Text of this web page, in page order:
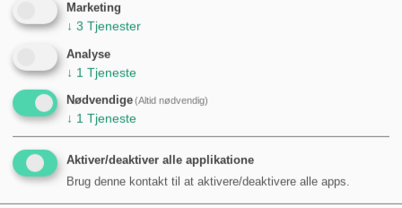
Ball Lock CO2 Connector - Cornelius
69,00 kr.
Marketing
↓ 3 Tjenester
Analyse
↓ 1 Tjeneste
Nødvendige(Altid nødvendig)
↓ 1 Tjeneste
Aktiver/deaktiver alle applikatione
Brug denne kontakt til at aktivere/deaktivere alle apps.